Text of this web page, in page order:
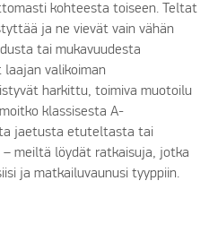
kohteesta toiseen. Teltat
ja ne vievät vain vähän
tai mukavuudesta
valikoiman
harkittu, toimiva muotoilu
klassisesta A-
jaetusta etuteltasta tai
meiltä löydät ratkaisuja, jotka
ja matkailuvaunusi tyyppiin.